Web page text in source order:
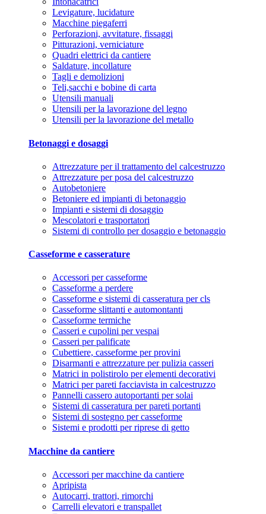
Levigature, lucidature
Macchine piegaferri
Perforazioni, avvitature, fissaggi
Pitturazioni, verniciature
Quadri elettrici da cantiere
Saldature, incollature
Tagli e demolizioni
Teli,sacchi e bobine di carta
Utensili manuali
Utensili per la lavorazione del legno
Utensili per la lavorazione del metallo
Betonaggi e dosaggi
Attrezzature per il trattamento del calcestruzzo
Attrezzature per posa del calcestruzzo
Autobetoniere
Betoniere ed impianti di betonaggio
Impianti e sistemi di dosaggio
Mescolatori e trasportatori
Sistemi di controllo per dosaggio e betonaggio
Casseforme e casserature
Accessori per casseforme
Casseforme a perdere
Casseforme e sistemi di casseratura per cls
Casseforme slittanti e automontanti
Casseforme termiche
Casseri e cupolini per vespai
Casseri per palificate
Cubettiere, casseforme per provini
Disarmanti e attrezzature per pulizia casseri
Matrici in polistirolo per elementi decorativi
Matrici per pareti facciavista in calcestruzzo
Pannelli cassero autoportanti per solai
Sistemi di casseratura per pareti portanti
Sistemi di sostegno per casseforme
Sistemi e prodotti per riprese di getto
Macchine da cantiere
Accessori per macchine da cantiere
Apripista
Autocarri, trattori, rimorchi
Carrelli elevatori e transpallet